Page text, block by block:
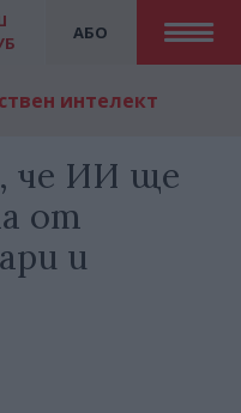
АБО
интелект
че ИИ ще
от
и